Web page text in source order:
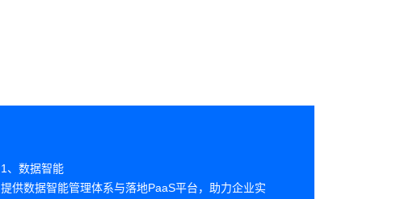
1、数据智能
提供数据智能管理体系与落地PaaS平台，助力企业实